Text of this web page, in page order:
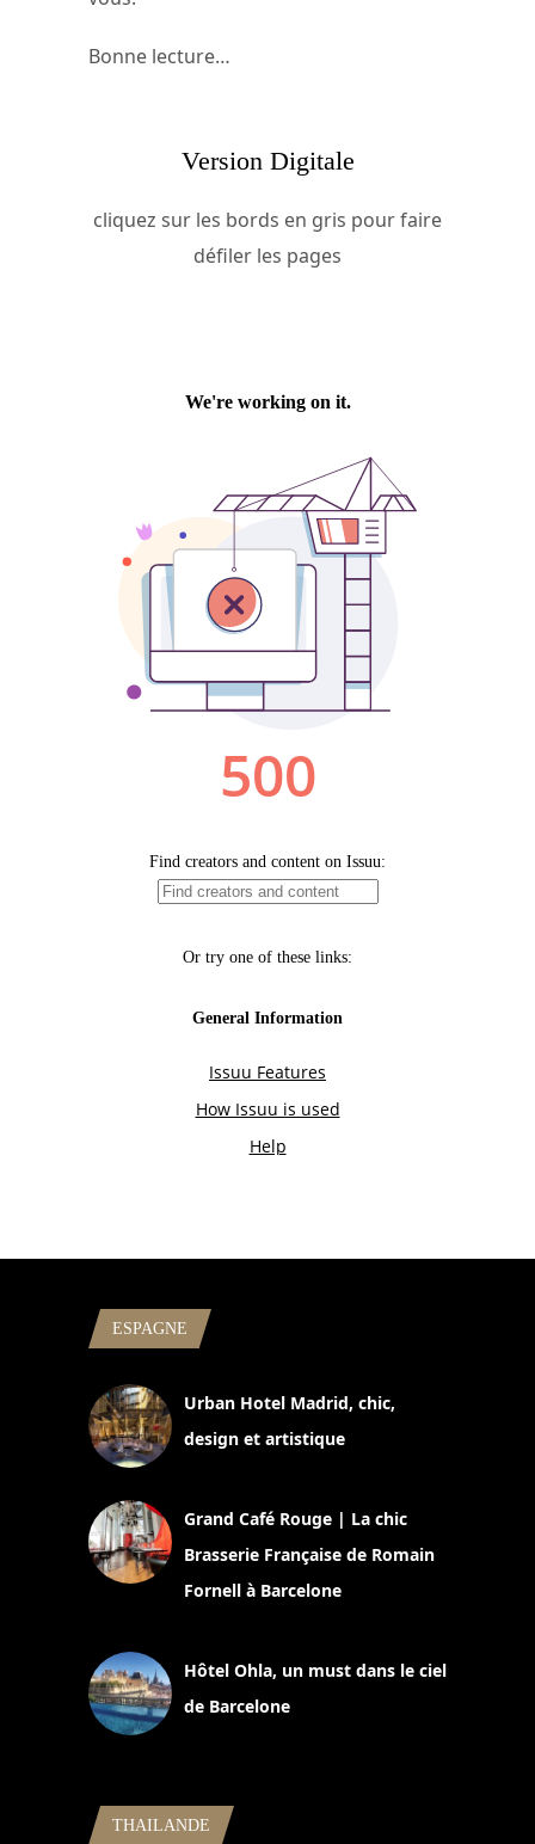
Bonne lecture…
Version Digitale
cliquez sur les bords en gris pour faire
défiler les pages
ESPAGNE
Urban Hotel Madrid, chic,
design et artistique
Grand Café Rouge | La chic
Brasserie Française de Romain
Fornell à Barcelone
Hôtel Ohla, un must dans le ciel
de Barcelone
THAILANDE